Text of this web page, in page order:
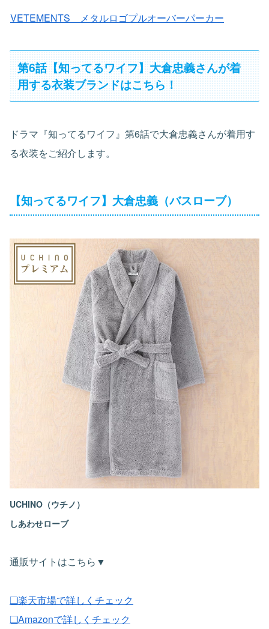
VETEMENTS メタルロゴプルオーバーパーカー
第6話【知ってるワイフ】大倉忠義さんが着
用する衣装ブランドはこちら！
ドラマ『知ってるワイフ』第6話で大倉忠義さんが着用す
る衣装をご紹介します。
【知ってるワイフ】大倉忠義（バスローブ）
UCHINO（ウチノ）
しあわせローブ
通販サイトはこちら▼
❏楽天市場で詳しくチェック
❏Amazonで詳しくチェック